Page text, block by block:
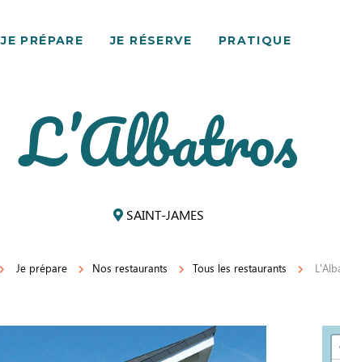
JE PRÉPARE JE RÉSERVE PRATIQUE
L’Albatros
SAINT-JAMES
Je prépare Nos restaurants Tous les restaurants